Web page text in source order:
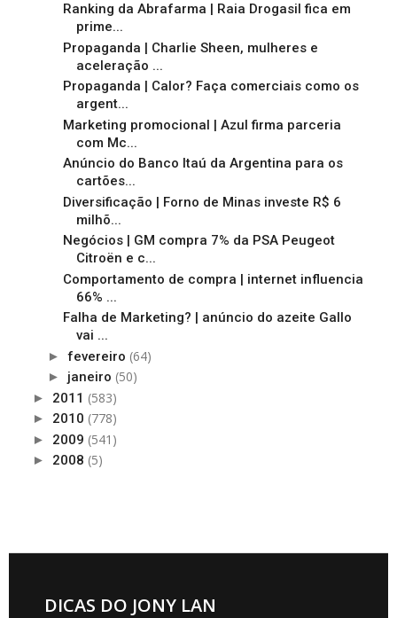
Ranking da Abrafarma | Raia Drogasil fica em
prime...
Propaganda | Charlie Sheen, mulheres e
aceleração ...
Propaganda | Calor? Faça comerciais como os
argent...
Marketing promocional | Azul firma parceria
com Mc...
Anúncio do Banco Itaú da Argentina para os
cartões...
Diversificação | Forno de Minas investe R$ 6
milhõ...
Negócios | GM compra 7% da PSA Peugeot
Citroën e c...
Comportamento de compra | internet influencia
66% ...
Falha de Marketing? | anúncio do azeite Gallo
vai ...
► fevereiro (64)
► janeiro (50)
► 2011 (583)
► 2010 (778)
► 2009 (541)
► 2008 (5)
DICAS DO JONY LAN